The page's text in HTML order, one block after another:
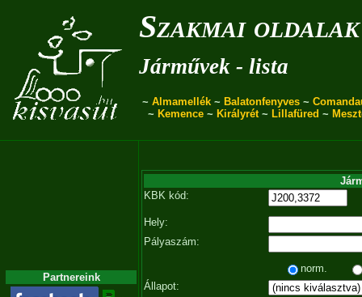
Szakmai oldalak
Járművek - lista
~ Almamellék ~ Balatonfenyves ~
~ Kemence~ Királyrét~ Lillafüred ~
Partnereink
KBK kód:
Hely:
Pályaszám:
norm.
Állapot: